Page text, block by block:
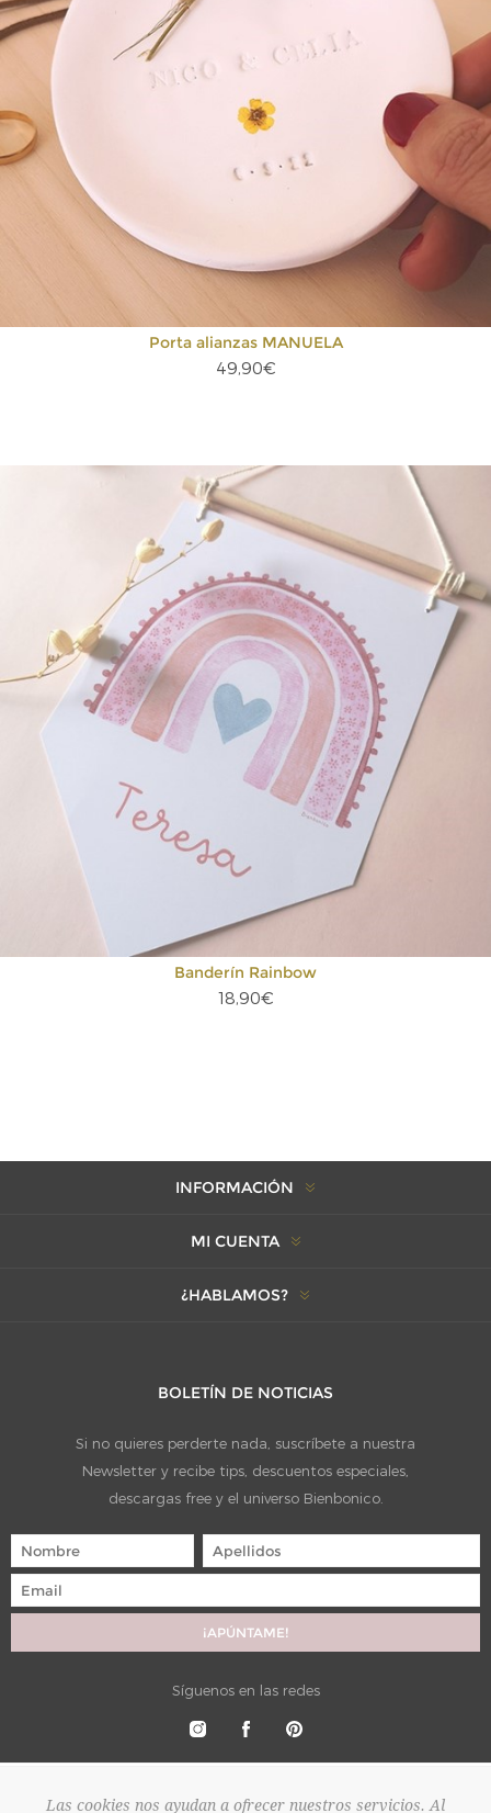
Porta alianzas MANUELA
49,90€
Banderín Rainbow
18,90€
INFORMACIÓN
MI CUENTA
¿HABLAMOS?
BOLETÍN DE NOTICIAS
Si no quieres perderte nada, suscríbete a nuestra
Newsletter y recibe tips, descuentos especiales,
descargas free y el universo Bienbonico.
Síguenos en las redes
Las cookies nos ayudan a ofrecer nuestros servicios. Al